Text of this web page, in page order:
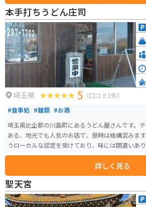
本手打ちうどん庄司
埼玉県 5 （口コミ1件）
#食事処 #麺類 #お酒
埼玉県比企郡の川島町にあるうどん屋さんです。
ある、地元でも人気のお店で、昼時は結構混みま
うローカルな認定を受けており、味には間違いあ
どん！というワシワシ系のうどんで、「すったて
詳しく見る
聖天宮